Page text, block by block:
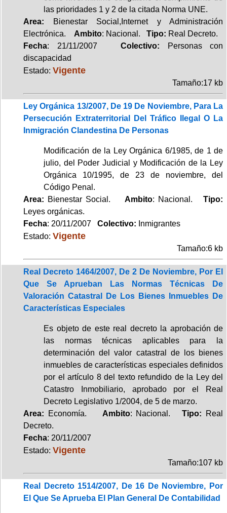
las prioridades 1 y 2 de la citada Norma UNE.
Area: Bienestar Social,Internet y Administración
Electrónica. Ambito: Nacional. Tipo: Real Decreto.
Fecha: 21/11/2007 Colectivo:
Personas con
discapacidad
Estado: Vigente
Tamaño:17 kb
Ley Orgánica 13/2007, De 19 De Noviembre, Para La
Persecución Extraterritorial Del Tráfico Ilegal O La
Inmigración Clandestina De Personas
Modificación de la Ley Orgánica 6/1985, de 1 de
julio, del Poder Judicial y Modificación de la Ley
Orgánica 10/1995, de 23 de noviembre, del
Código Penal.
Area: Bienestar Social. Ambito: Nacional. Tipo:
Leyes orgánicas.
Fecha: 20/11/2007 Colectivo: Inmigrantes
Estado: Vigente
Tamaño:6 kb
Real Decreto 1464/2007, De 2 De Noviembre, Por El
Que Se Aprueban Las Normas Técnicas De
Valoración Catastral De Los Bienes Inmuebles De
Características Especiales
Es objeto de este real decreto la aprobación de
las normas técnicas aplicables para la
determinación del valor catastral de los bienes
inmuebles de características especiales definidos
por el artículo 8 del texto refundido de la Ley del
Catastro Inmobiliario, aprobado por el Real
Decreto Legislativo 1/2004, de 5 de marzo.
Area: Economía. Ambito: Nacional.Tipo:
Real
Decreto.
Fecha: 20/11/2007
Estado: Vigente
Tamaño:107 kb
Real Decreto 1514/2007, De 16 De Noviembre, Por
El Que Se Aprueba El Plan General De Contabilidad